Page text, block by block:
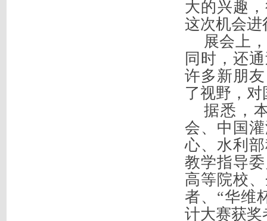
大的兴趣
这次机会进
展会上
同时，还
许多新朋
了视野，对
据悉，
会、中国
心、水利
教学指导
高等院校
者、“华维
计大赛获奖